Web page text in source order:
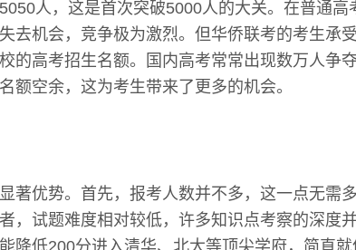
人，这是首次突破5000人的大关。在普通高
去机会，竞争极为激烈。但华侨联考的考生承
的高考招生名额。国内高考常常出现数万人争
额空余，这为考生带来了更多的机会。
著优势。首先，报考人数并不多，这一点无需
，试题难度相对较低，许多知识点考察的深度